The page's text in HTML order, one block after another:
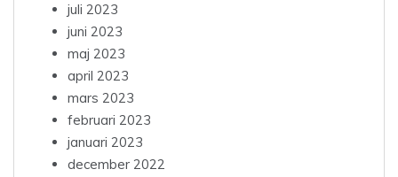
juli 2023
juni 2023
maj 2023
april 2023
mars 2023
februari 2023
januari 2023
december 2022